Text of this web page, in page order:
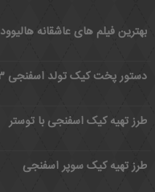
بهترین فیلم های عاشقانه هالیوود
دستور پخت کیک تولد اسفنجی ۳ تخم مرغی
طرز تهیه کیک اسفنجی با توستر
طرز تهیه کیک سوپر اسفنجی